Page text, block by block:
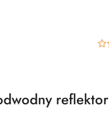
reflektor